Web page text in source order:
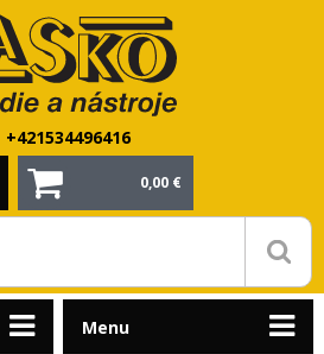
+421534496416
0,00 €
Menu